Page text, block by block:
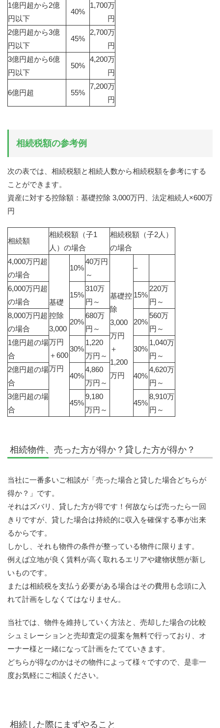
1億円超から2億
円以下
40%
1,700万
円
2億円超から3億
円以下
45%
2,700万
円
3億円超から6億
円以下
50%
4,200万
円
6億円超 55%
7,200万
円
相続税額の参考例
次の表では、相続税額と相続人数から相続税額を参考にする
ことができます。
資産に対する控除額：基礎控除 3,000万円、法定相続人×600万
円
相続額
相続税額（子1
人）の場合
相続税額（子2人）
の場合
4,000万円超
の場合
基礎
控除
3,000
万円
＋600
万円
10%
40万円
～
基礎控
除
3,000
万円
＋
1,200
万円
–
6,000万円超
の場合
15%
310万
円～
15%
220万
円～
8,000万円超
の場合
20%
680万
円～
20%
560万
円～
1億円超の場
合
30%
1,220
万円～
30%
1,040万
円～
2億円超の場
合
40%
4,860
万円～
40%
4,620万
円～
3億円超の場
合
45%
9,180
万円～
45%
8,910万
円～
相続物件、売った方が得か？貸した方が得か？
当社に一番多いご相談が「売った場合と貸した場合どちらが
得か？」です。
それはズバリ、貸した方が得です！何故ならば売ったら一回
きりですが、貸した場合は持続的に収入を確保する事が出来
るからです。
しかし、それも物件の条件が整っている物件に限ります。
例えば立地が良く賃料が高く取れるエリアや建物状態が新し
いものです。
または相続税を支払う必要がある場合はその費用も念頭に入
れて計画をしなくてはなりません。
当社では、物件を維持していく方法と、売却した場合の比較
シュミレーションと売却査定の提案を無料で行っており、オ
ーナー様と一緒になって計画をたてていきます。
どちらが得なのかはその物件によって様々ですので、是非一
度お気軽にご相談ください。
相続した際にまずやること